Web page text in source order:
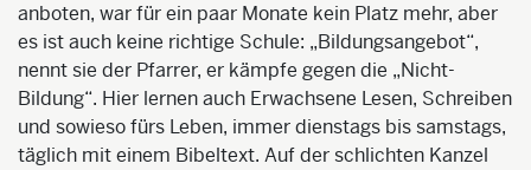
anboten, war für ein paar Monate kein Platz mehr, aber
es ist auch keine richtige Schule: „Bildungsangebot“,
nennt sie der Pfarrer, er kämpfe gegen die „Nicht-
Bildung“. Hier lernen auch Erwachsene Lesen, Schreiben
und sowieso fürs Leben, immer dienstags bis samstags,
täglich mit einem Bibeltext. Auf der schlichten Kanzel